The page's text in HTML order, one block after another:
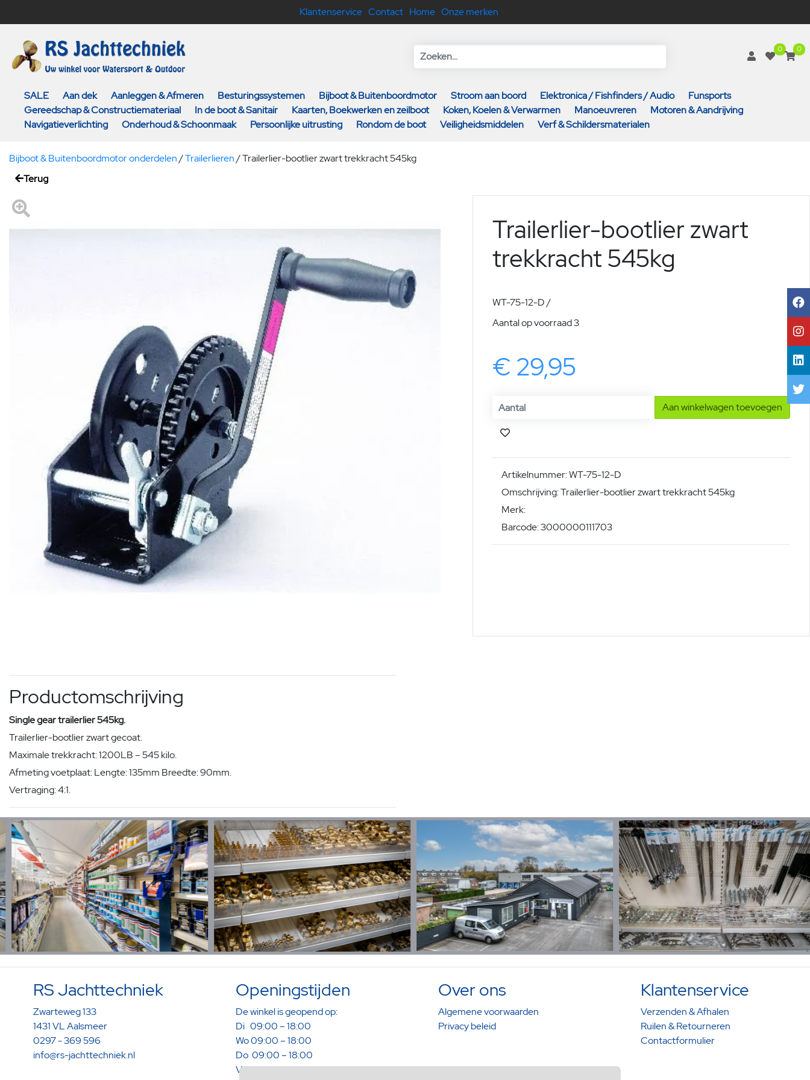
Klantenservice Contact Home Onze merken
0 0
SALE Aan dek Aanleggen & Afmeren Besturingssystemen Bijboot & Buitenboordmotor Stroom aan boord Elektronica / Fishfinders / Audio
Funsports
Gereedschap & Constructiemateriaal
In de boot & Sanitair Kaarten, Boekwerken en zeilboot Koken, Koelen & Verwarmen Manoeuvreren
Motoren & Aandrijving
Navigatieverlichting
Onderhoud & Schoonmaak Persoonlijke uitrusting Rondom de boot Veiligheidsmiddelen Verf & Schildersmaterialen
Bijboot & Buitenboordmotor onderdelen/Trailerlieren/Trailerlier-bootlier zwart trekkracht 545kg
Terug
Trailerlier-bootlier zwart
trekkracht 545kg
WT-75-12-D /
Aantal op voorraad 3
€ 29,95
Aan winkelwagen toevoegen
Artikelnummer: WT-75-12-D
Omschrijving: Trailerlier-bootlier zwart trekkracht 545kg
Merk:
Barcode: 3000000111703
Productomschrijving
Single gear trailerlier 545kg.
Trailerlier-bootlier zwart gecoat.
Maximale trekkracht: 1200LB – 545 kilo.
Afmeting voetplaat: Lengte: 135mm Breedte: 90mm.
Vertraging: 4:1.
RS Jachttechniek
Zwarteweg 133
1431 VL Aalsmeer
0297 - 369 596
info@rs-jachttechniek.nl
Openingstijden
De winkel is geopend op:
Di 09:00 – 18:00
Wo 09:00 – 18:00
Do 09:00 – 18:00
Vr 09:00 – 18:00
Over ons
Algemene voorwaarden
Privacy beleid
Klantenservice
Verzenden & Afhalen
Ruilen & Retourneren
Contactformulier